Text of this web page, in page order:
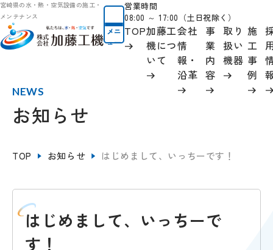
宮崎県の水・熱・空気設備の施工・
メンテナンス
メニ
ュー
営業時間
08:00 ～ 17:00（土日祝除く）
TOP加藤工
機につ
いて
会社
情
報 ・
沿革
事
業
内
容
取り
扱い
機器
施
工
事
例
NEWS
お知らせ
TOP お知らせ はじめまして、いっちーです！
はじめまして、いっちーで
す！